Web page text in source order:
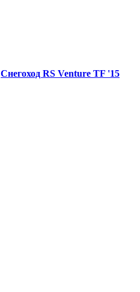
Снегоход RS Venture TF '15